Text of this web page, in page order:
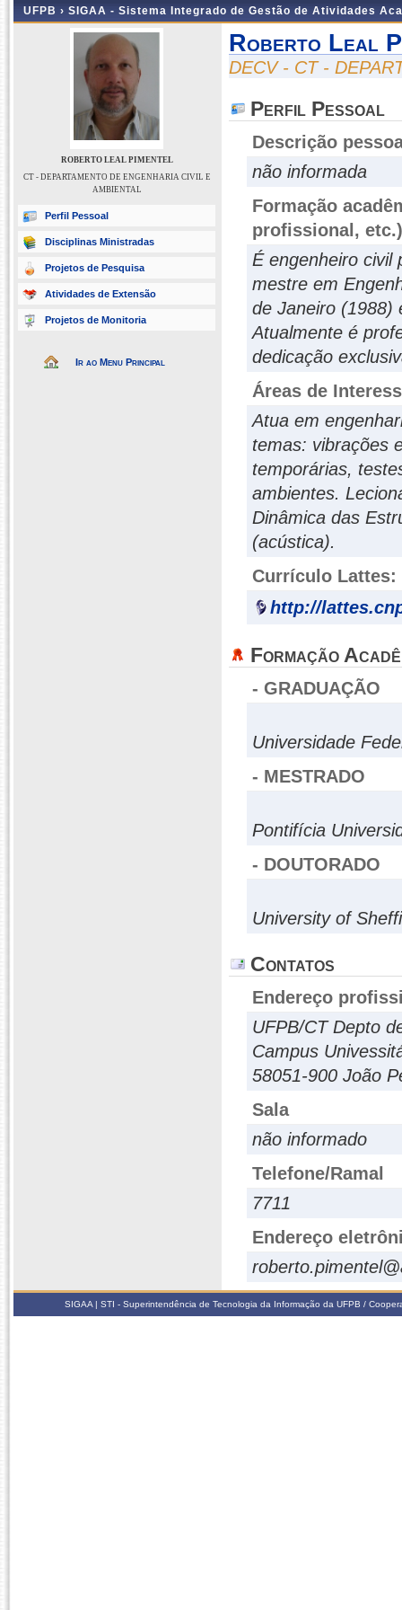
UFPB › SIGAA - Sistema Integrado de Gestão de Atividades
ROBERTO LEAL PIMENTEL
CT - DEPARTAMENTO DE ENGENHARIA CIVIL E
AMBIENTAL
Perfil Pessoal
Disciplinas Ministradas
Projetos de Pesquisa
Atividades de Extensão
Projetos de Monitoria
Ir ao Menu Principal
Roberto Leal
DECV - CT -
Perfil Pessoal
Descrição
não informada
Formação
profissional, etc.)
É engenheiro civil
mestre em
de Janeiro (1988)
Atualmente é
dedicação
Áreas de
Atua em
temas: vibrações
temporárias,
ambientes.
Dinâmica das
(acústica).
Currículo Lattes:
http://
Formação
- GRADUAÇÃO
Universidade
- MESTRADO
Pontifícia
- DOUTORADO
University of
Contatos
Endereço
UFPB/CT Depto
Campus
58051-900 João
Sala
não informado
Telefone/Ramal
7711
Endereço
SIGAA | STI - Superintendência de Tecnologia da Informação da UFPB /